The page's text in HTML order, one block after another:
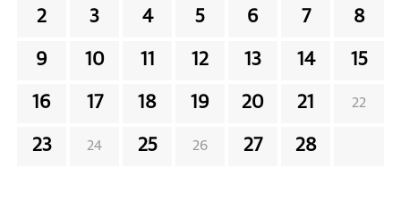
2 3 4 5 6 7 8
9 10 11 12 13 14 15
16 17 18 19 20 21 22
23 24 25 26 27 28